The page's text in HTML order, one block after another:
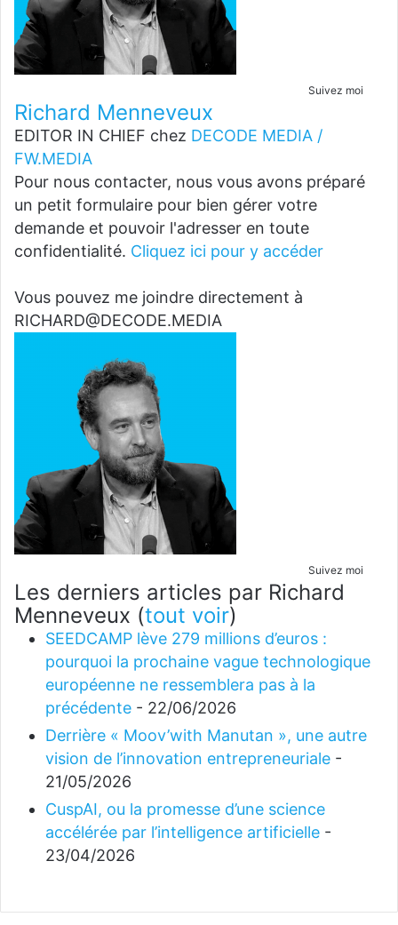
Suivez moi
Richard Menneveux
EDITOR IN CHIEF chez DECODE MEDIA /
FW.MEDIA
Pour nous contacter, nous vous avons préparé
un petit formulaire pour bien gérer votre
demande et pouvoir l'adresser en toute
confidentialité. Cliquez ici pour y accéder
Vous pouvez me joindre directement à
RICHARD@DECODE.MEDIA
Suivez moi
Les derniers articles par Richard
Menneveux (tout voir)
SEEDCAMP lève 279 millions d’euros :
pourquoi la prochaine vague technologique
européenne ne ressemblera pas à la
précédente - 22/06/2026
Derrière « Moov’with Manutan », une autre
vision de l’innovation entrepreneuriale -
21/05/2026
CuspAI, ou la promesse d’une science
accélérée par l’intelligence artificielle -
23/04/2026